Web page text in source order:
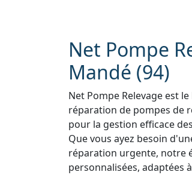
Net Pompe
Mandé (94)
Net Pompe Relevage est
réparation de pompes de
pour la gestion efficace
Que vous ayez besoin
réparation urgente, notre
personnalisées, adaptées